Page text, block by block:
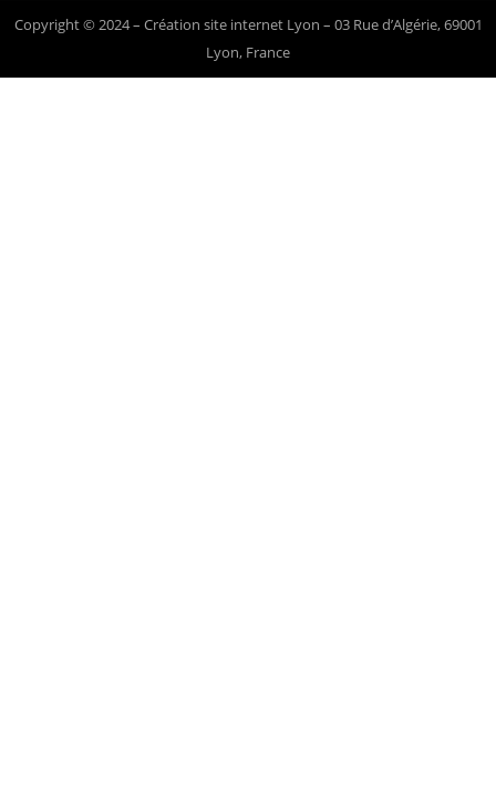
Copyright © 2024 – Création site internet Lyon – 03 Rue d’Algérie, 69001
Lyon, France